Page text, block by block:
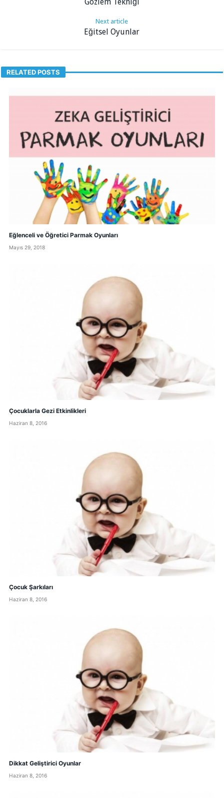
Next article
Eğitsel Oyunlar
RELATED POSTS
Eğlenceli ve Öğretici Parmak Oyunları
Mayıs 29, 2018
Çocuklarla Gezi Etkinlikleri
Haziran 8, 2016
Çocuk Şarkıları
Haziran 8, 2016
Dikkat Geliştirici Oyunlar
Haziran 8, 2016